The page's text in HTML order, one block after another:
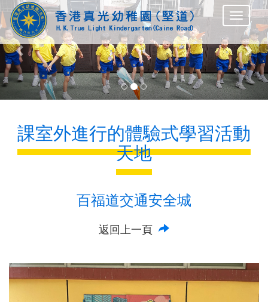
Previous
課室外進行的體驗式學習活動
天地
百福道交通安全城
返回上一頁